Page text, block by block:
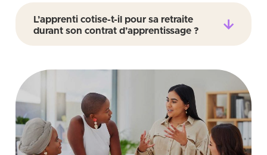
L’apprenti cotise-t-il pour sa retraite
durant son contrat d’apprentissage ?